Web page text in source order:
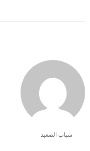
شباب الصعيد